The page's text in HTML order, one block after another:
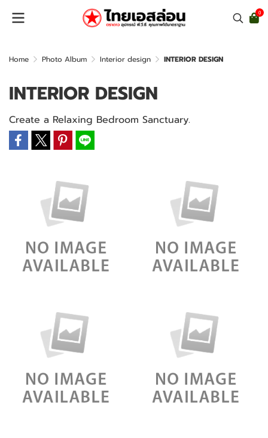
0
Home Photo Album Interior design INTERIOR DESIGN
INTERIOR DESIGN
Create a Relaxing Bedroom Sanctuary.